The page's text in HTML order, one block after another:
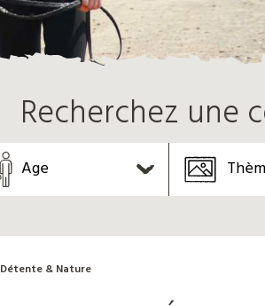
Recherchez une
Age
& Nature